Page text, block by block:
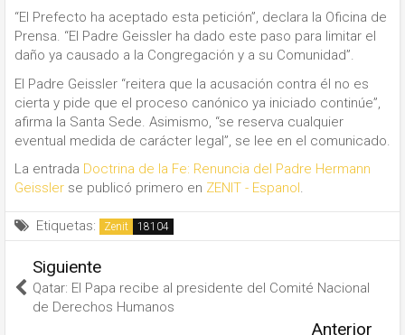
“El Prefecto ha aceptado esta petición”, declara la Oficina de
Prensa. “El Padre Geissler ha dado este paso para limitar el
daño ya causado a la Congregación y a su Comunidad”.
El Padre Geissler “reitera que la acusación contra él no es
cierta y pide que el proceso canónico ya iniciado continúe”,
afirma la Santa Sede. Asimismo, “se reserva cualquier
eventual medida de carácter legal”, se lee en el comunicado.
La entrada Doctrina de la Fe: Renuncia del Padre Hermann
Geissler se publicó primero en ZENIT - Espanol.
Etiquetas: Zenit
Siguiente
Qatar: El Papa recibe al presidente del Comité Nacional
de Derechos Humanos
Anterior